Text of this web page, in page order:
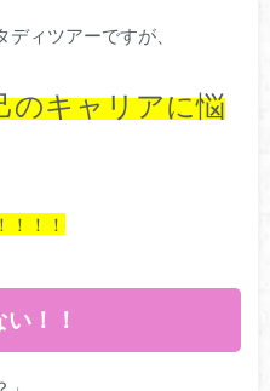
ィツアーですが、
のキャリアに悩
！！！
！！